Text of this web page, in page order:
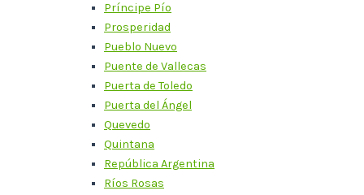
Príncipe Pío
Prosperidad
Pueblo Nuevo
Puente de Vallecas
Puerta de Toledo
Puerta del Ángel
Quevedo
Quintana
República Argentina
Ríos Rosas